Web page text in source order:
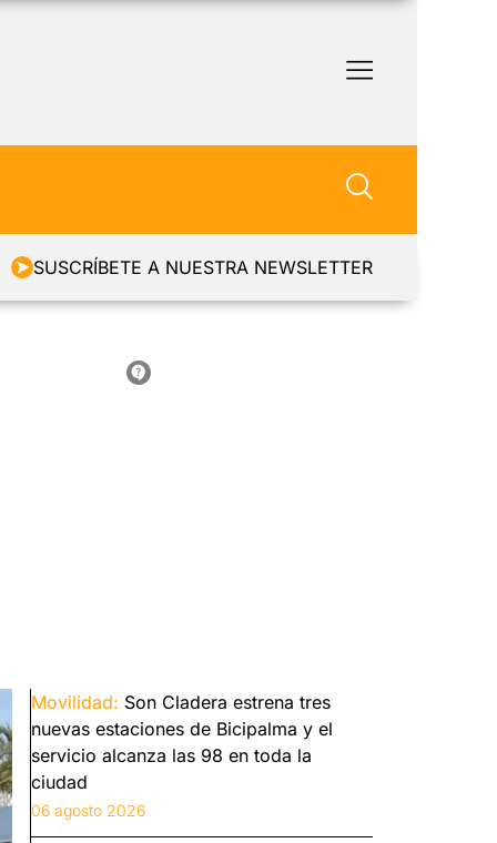
SUSCRÍBETE A NUESTRA NEWSLETTER
Movilidad: Son Cladera estrena tres
nuevas estaciones de Bicipalma y el
servicio alcanza las 98 en toda la
ciudad
06 agosto 2026